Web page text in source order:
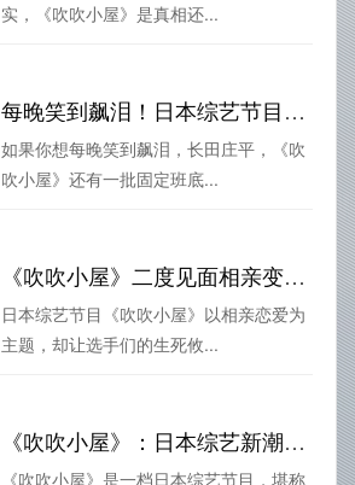
实，《吹吹小屋》是真相还...
每晚笑到飙泪！日本综艺节目《吹吹小屋三季百度网盘》让你爱上相亲
如果你想每晚笑到飙泪，长田庄平，《吹
吹小屋》还有一批固定班底...
《吹吹小屋》二度见面相亲变成了生死攸关的游戏
日本综艺节目《吹吹小屋》以相亲恋爱为
主题，却让选手们的生死攸...
《吹吹小屋》：日本综艺新潮流，看看日本青年是如何谈恋爱的
《吹吹小屋》是一档日本综艺节目，堪称